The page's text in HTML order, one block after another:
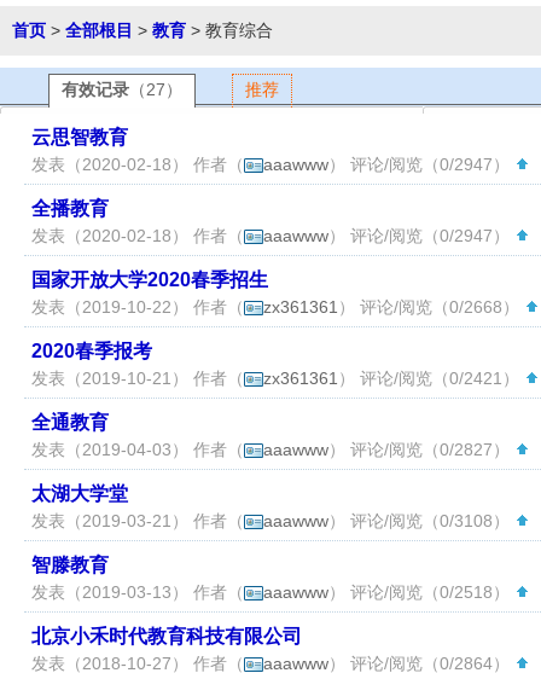
首页 > 全部根目 > 教育 > 教育综合
有效记录 （27） 推荐
云思智教育
发表（2020-02-18） 作者（ aaawww） 评论/阅览（0/2947）
全播教育
发表（2020-02-18） 作者（ aaawww） 评论/阅览（0/2947）
国家开放大学2020春季招生
发表（2019-10-22） 作者（ zx361361 ） 评论/阅览（0/2668）
2020春季报考
发表（2019-10-21） 作者（ zx361361 ） 评论/阅览（0/2421）
全通教育
发表（2019-04-03） 作者（ aaawww） 评论/阅览（0/2827）
太湖大学堂
发表（2019-03-21） 作者（ aaawww） 评论/阅览（0/3108）
智滕教育
发表（2019-03-13） 作者（ aaawww） 评论/阅览（0/2518）
北京小禾时代教育科技有限公司
发表（2018-10-27） 作者（ aaawww） 评论/阅览（0/2864）